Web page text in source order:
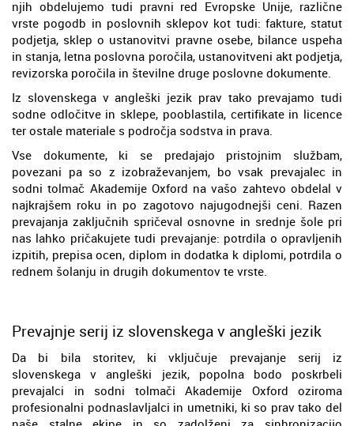
njih obdelujemo tudi pravni red Evropske Unije, različne
vrste pogodb in poslovnih sklepov kot tudi: fakture, statut
podjetja, sklep o ustanovitvi pravne osebe, bilance uspeha
in stanja, letna poslovna poročila, ustanovitveni akt podjetja,
revizorska poročila in številne druge poslovne dokumente.
Iz slovenskega v angleški jezik prav tako prevajamo tudi
sodne odločitve in sklepe, pooblastila, certifikate in licence
ter ostale materiale s področja sodstva in prava.
Vse dokumente, ki se predajajo pristojnim službam,
povezani pa so z izobraževanjem, bo vsak prevajalec in
sodni tolmač Akademije Oxford na vašo zahtevo obdelal v
najkrajšem roku in po zagotovo najugodnejši ceni. Razen
prevajanja zaključnih spričeval osnovne in srednje šole pri
nas lahko pričakujete tudi prevajanje: potrdila o opravljenih
izpitih, prepisa ocen, diplom in dodatka k diplomi, potrdila o
rednem šolanju in drugih dokumentov te vrste.
Prevajnje serij iz slovenskega v angleški jezik
Da bi bila storitev, ki vključuje prevajanje serij iz
slovenskega v angleški jezik, popolna bodo poskrbeli
prevajalci in sodni tolmači Akademije Oxford oziroma
profesionalni podnaslavljalci in umetniki, ki so prav tako del